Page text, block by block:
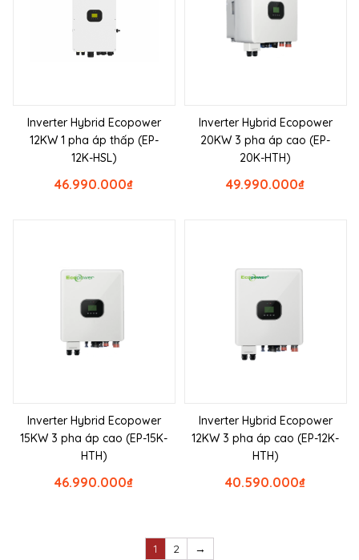
Inverter Hybrid Ecopower
12KW 1 pha áp thấp (EP-
12K-HSL)
₫
46.990.000
Inverter Hybrid Ecopower
20KW 3 pha áp cao (EP-
20K-HTH)
₫
49.990.000
Inverter Hybrid Ecopower
15KW 3 pha áp cao (EP-15K-
HTH)
₫
46.990.000
Inverter Hybrid Ecopower
12KW 3 pha áp cao (EP-12K-
HTH)
₫
40.590.000
1 2 →